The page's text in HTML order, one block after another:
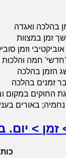
בהלכה ואגדה
זמן במצוות
אוביקטיבי וזמן
חמה והלכות
הזמן בהלכה
זמנים בהלכה
החוקים במקום
נחמיה; באורים
זמן > יום.